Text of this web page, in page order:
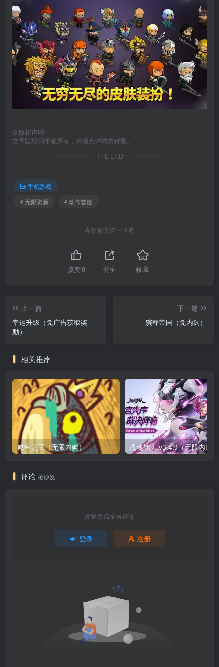
© 版权声明
文章版权归作者所有，未经允许请勿转载。
THE END
手机游戏
# 无限资源
# 动作冒险
喜欢就支持一下吧
点赞0 分享 收藏
上一篇
幸运升级（免广告获取奖
励）
下一篇
殡葬帝国（免内购）
相关推荐
咸鱼之王（无限内购）
评论 抢沙发
请登录后发表评论
登录 注册